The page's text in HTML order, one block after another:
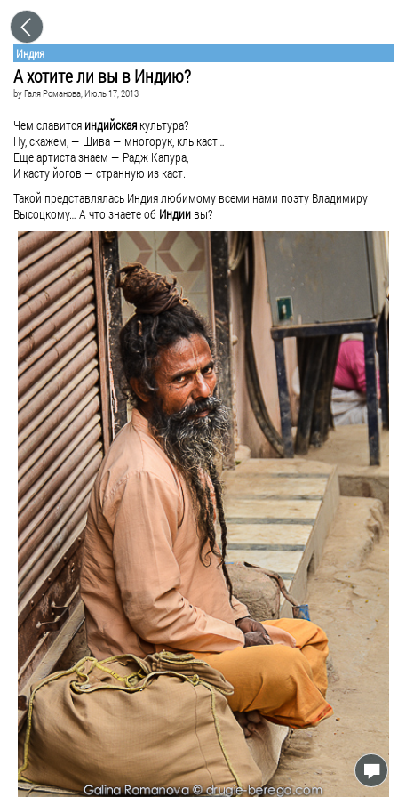
Индия
А хотите ли вы в Индию?
byГаля Романова, Июль 17, 2013
Чем славится индийская культура?
Ну, скажем, — Шива — многорук, клыкаст…
Еще артиста знаем — Радж Капура,
И касту йогов — странную из каст.
Такой представлялась Индия любимому всеми нами поэту Владимиру
Высоцкому… А что знаете об Индии вы?